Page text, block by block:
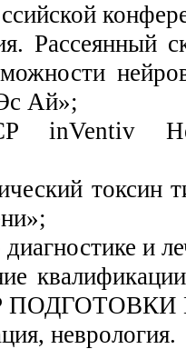
Рассеянный
Ай»;
inVentiv
токсин
и
неврология.